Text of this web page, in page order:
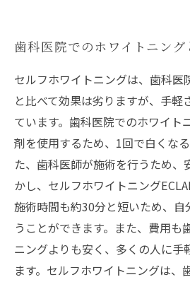
歯科医院でのホワイトニング
セルフホワイトニングは、歯科医
と比べて効果は劣りますが、手軽
ています。歯科医院でのホワイト
剤を使用するため、1回で白くな
た、歯科医師が施術を行うため、
かし、セルフホワイトニング
施術時間も約30分と短いため、
うことができます。また、費用も
ニングよりも安く、多くの人に手
ます。セルフホワイトニングは、